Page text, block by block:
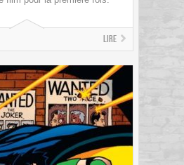
Lire